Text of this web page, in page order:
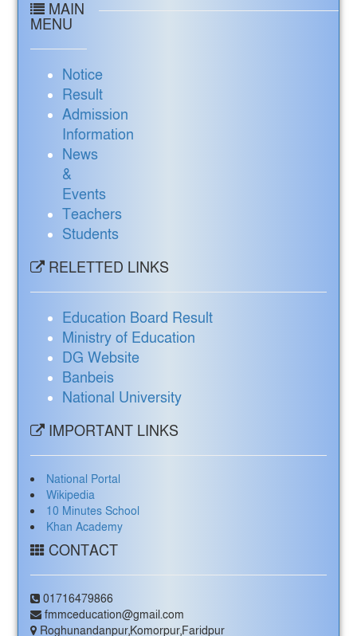
MAIN
MENU
Notice
Result
Admission
Information
News
&
Events
Teachers
Students
RELETTED LINKS
Education Board Result
Ministry of Education
DG Website
Banbeis
National University
IMPORTANT LINKS
National Portal
Wikipedia
10 Minutes School
Khan Academy
CONTACT
01716479866
fmmceducation@gmail.com
Roghunandanpur,Komorpur,Faridpur